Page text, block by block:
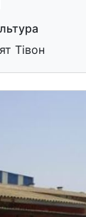
Тівон